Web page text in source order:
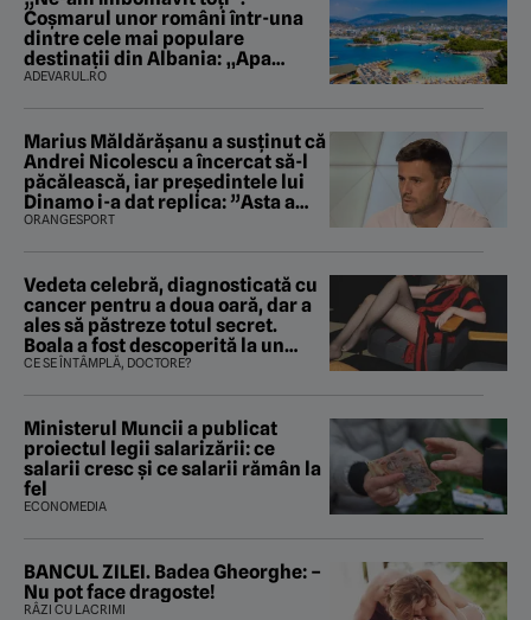
Coșmarul unor români într-una
dintre cele mai populare
destinații din Albania: „Apa
mirosea a canalizare”
ADEVARUL.RO
Marius Măldărăşanu a susţinut că
Andrei Nicolescu a încercat să-l
păcălească, iar preşedintele lui
Dinamo i-a dat replica: ”Asta a
fost istoria”
ORANGESPORT
Vedeta celebră, diagnosticată cu
cancer pentru a doua oară, dar a
ales să păstreze totul secret.
Boala a fost descoperită la un
control de rutină
CE SE ÎNTÂMPLĂ, DOCTORE?
Ministerul Muncii a publicat
proiectul legii salarizării: ce
salarii cresc și ce salarii rămân la
fel
ECONOMEDIA
BANCUL ZILEI. Badea Gheorghe: –
Nu pot face dragoste!
RÂZI CU LACRIMI